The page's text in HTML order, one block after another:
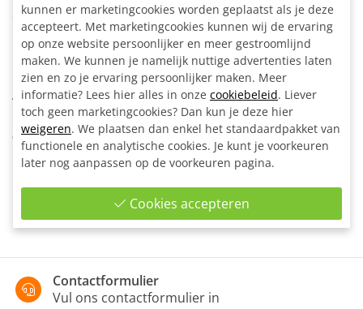
Categorie:
Geschikt voor buiten
Buisdiameter:
Materiaal:
Staal, zwart gecoat
Kleur:
Zwart
Artikelnummer:
205020
Omschrijving
Recht verbindingsstuk uitwendig voor het maken van een
rechte verbinding van 2 buizen met gelijke diameters.
Contactformulier
Vul ons contactformulier in
kunnen er marketingcookies worden geplaatst als je deze
accepteert. Met marketingcookies kunnen wij de ervaring
op onze website persoonlijker en meer gestroomlijnd
maken. We kunnen je namelijk nuttige advertenties laten
zien en zo je ervaring persoonlijker maken. Meer
informatie? Lees hier alles in onze cookiebeleid. Liever
toch geen marketingcookies? Dan kun je deze hier
weigeren. We plaatsen dan enkel het standaardpakket van
functionele en analytische cookies. Je kunt je voorkeuren
later nog aanpassen op de voorkeuren pagina.
Cookies accepteren